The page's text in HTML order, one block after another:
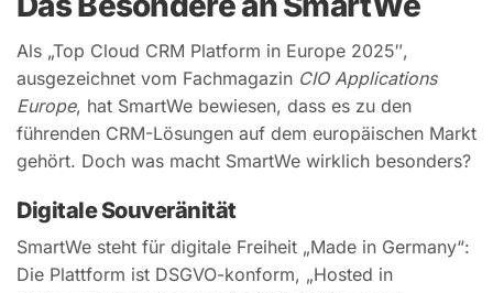
Als „Top Cloud CRM Platform in Europe 2025″,
ausgezeichnet vom Fachmagazin CIO Applications
Europe, hat SmartWe bewiesen, dass es zu den
führenden CRM-Lösungen auf dem europäischen Markt
gehört. Doch was macht SmartWe wirklich besonders?
Digitale Souveränität
SmartWe steht für digitale Freiheit „Made in Germany“:
Die Plattform ist DSGVO-konform, „Hosted in